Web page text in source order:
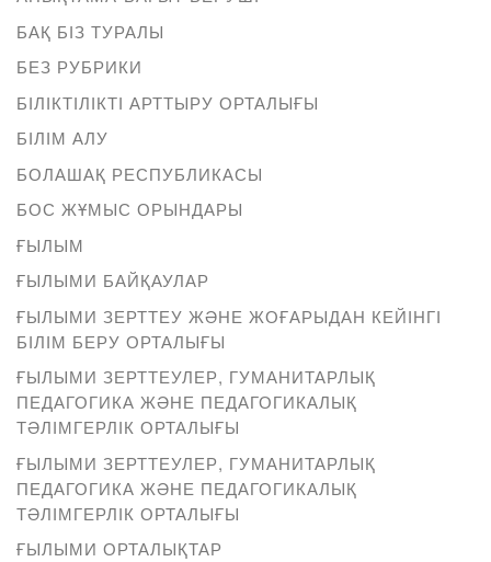
БАҚ БІЗ ТУРАЛЫ
БЕЗ РУБРИКИ
БІЛІКТІЛІКТІ АРТТЫРУ ОРТАЛЫҒЫ
БІЛІМ АЛУ
БОЛАШАҚ РЕСПУБЛИКАСЫ
БОС ЖҰМЫС ОРЫНДАРЫ
ҒЫЛЫМ
ҒЫЛЫМИ БАЙҚАУЛАР
ҒЫЛЫМИ ЗЕРТТЕУ ЖӘНЕ ЖОҒАРЫДАН КЕЙІНГІ
БІЛІМ БЕРУ ОРТАЛЫҒЫ
ҒЫЛЫМИ ЗЕРТТЕУЛЕР, ГУМАНИТАРЛЫҚ
ПЕДАГОГИКА ЖӘНЕ ПЕДАГОГИКАЛЫҚ
ТӘЛІМГЕРЛІК ОРТАЛЫҒЫ
ҒЫЛЫМИ ЗЕРТТЕУЛЕР, ГУМАНИТАРЛЫҚ
ПЕДАГОГИКА ЖӘНЕ ПЕДАГОГИКАЛЫҚ
ТӘЛІМГЕРЛІК ОРТАЛЫҒЫ
ҒЫЛЫМИ ОРТАЛЫҚТАР